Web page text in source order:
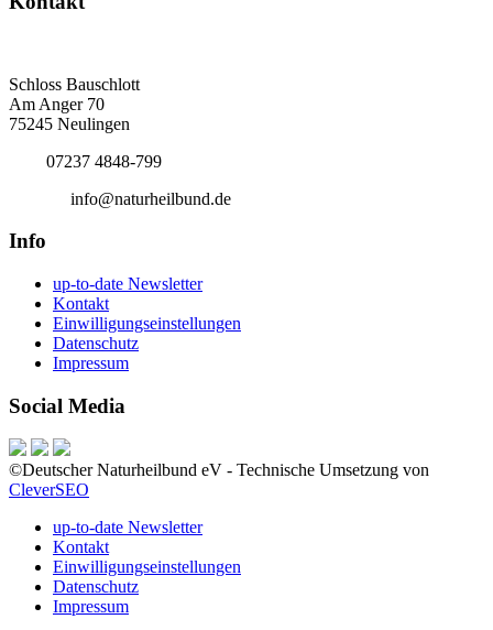
Schloss Bauschlott
Am Anger 70
75245 Neulingen
07237 4848-799
info@naturheilbund.de
Info
up-to-date Newsletter
Kontakt
Einwilligungseinstellungen
Datenschutz
Impressum
Social Media
©Deutscher Naturheilbund eV - Technische Umsetzung von
CleverSEO
up-to-date Newsletter
Kontakt
Einwilligungseinstellungen
Datenschutz
Impressum